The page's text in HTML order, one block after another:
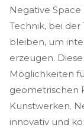
Negative
Technik, bei
bleiben, um
erzeugen.
Möglichkeiten
geometrischen
Kunstwerken.
innovativ und